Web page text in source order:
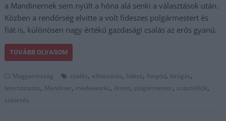
a Mandinernek sem nyúlt a hóna alá senki a választások után.
Közben a rendőrség elvitte a volt fideszes polgármestert és
fiát is, különösen nagy értékű gazdasági csalás az erős gyanú.
TOVÁBB OLVASOM
Magyarország csalás, elbocsátás, fidesz, fonyód, kirúgás,
letartóztatás, Mandiner, mediaworks, őrizet, polgármester, százmilliók,
szétesés